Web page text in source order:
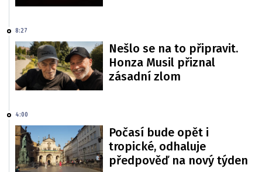
8:27
Nešlo se na to připravit.
Honza Musil přiznal
zásadní zlom
4:00
Počasí bude opět i
tropické, odhaluje
předpověď na nový týden